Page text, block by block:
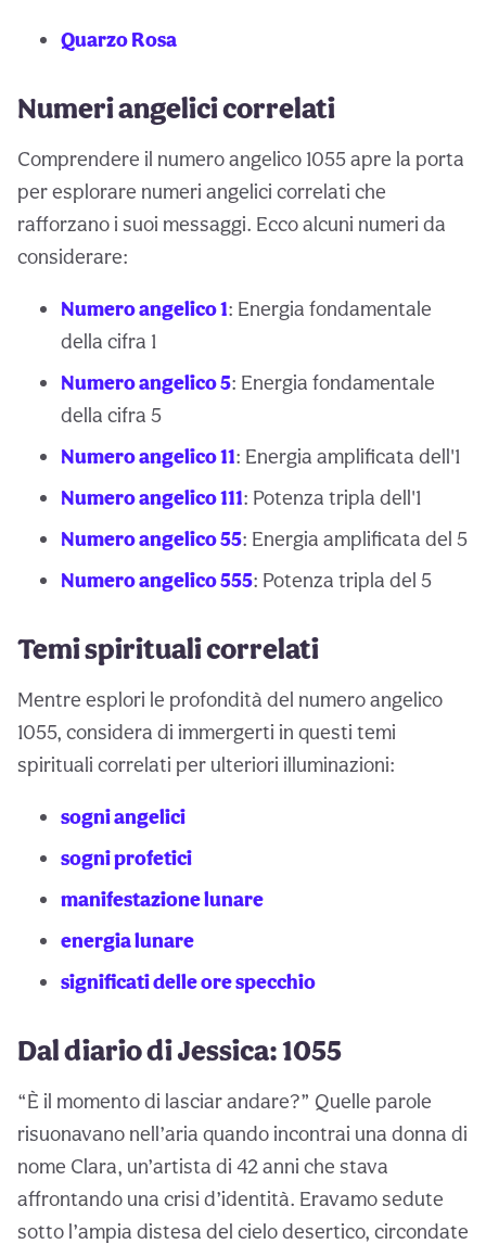
Quarzo Rosa
Numeri angelici correlati
Comprendere il numero angelico 1055 apre la porta
per esplorare numeri angelici correlati che
rafforzano i suoi messaggi. Ecco alcuni numeri da
considerare:
Numero angelico 1: Energia fondamentale
della cifra 1
Numero angelico 5: Energia fondamentale
della cifra 5
Numero angelico 11: Energia amplificata dell'1
Numero angelico 111: Potenza tripla dell'1
Numero angelico 55: Energia amplificata del 5
Numero angelico 555: Potenza tripla del 5
Temi spirituali correlati
Mentre esplori le profondità del numero angelico
1055, considera di immergerti in questi temi
spirituali correlati per ulteriori illuminazioni:
sogni angelici
sogni profetici
manifestazione lunare
energia lunare
significati delle ore specchio
Dal diario di Jessica: 1055
“È il momento di lasciar andare?” Quelle parole
risuonavano nell’aria quando incontrai una donna di
nome Clara, un’artista di 42 anni che stava
affrontando una crisi d’identità. Eravamo sedute
sotto l’ampia distesa del cielo desertico, circondate